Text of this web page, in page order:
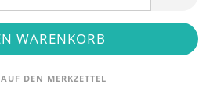
AUF DEN MERKZETTEL